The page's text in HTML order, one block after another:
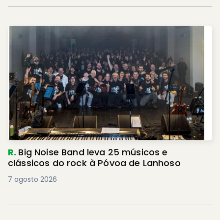
R. Big Noise Band leva 25 músicos e
clássicos do rock à Póvoa de Lanhoso
7 agosto 2026